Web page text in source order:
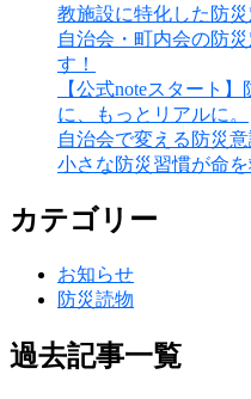
教施設に特化した防
自治会・町内会の防
す！
【公式noteスタート
に、もっとリアルに。
自治会で変える防災
小さな防災習慣が命
カテゴリー
お知らせ
防災読物
過去記事一覧